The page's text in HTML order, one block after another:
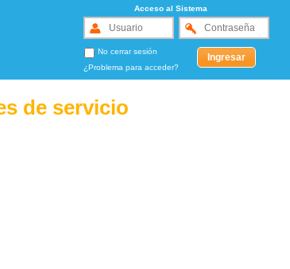
Acceso al Sistema
No cerrar sesión
¿Problema para acceder?
de servicio